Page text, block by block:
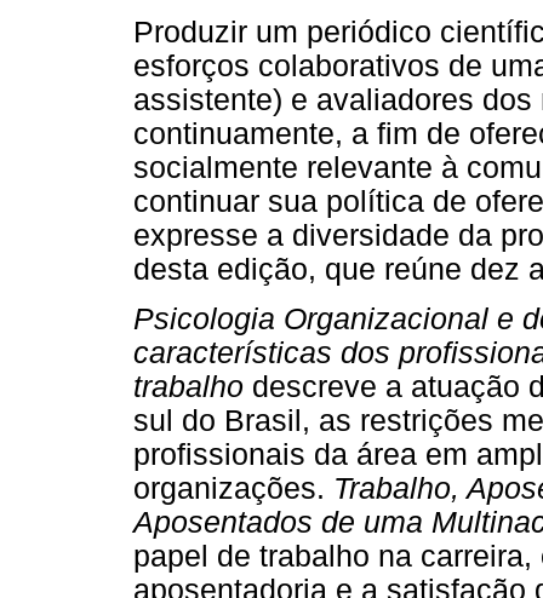
Produzir um periódico
esforços colaborativos de
assistente) e avaliadores
continuamente, a fim de
socialmente relevante à
continuar sua política de
expresse a diversidade da
desta edição, que reúne dez
Psicologia Organizacional e
características dos
trabalho descreve a atuação
sul do Brasil, as restrições
profissionais da área em
organizações. Trabalho,
Aposentados de uma
papel de trabalho na
aposentadoria e a satisfação